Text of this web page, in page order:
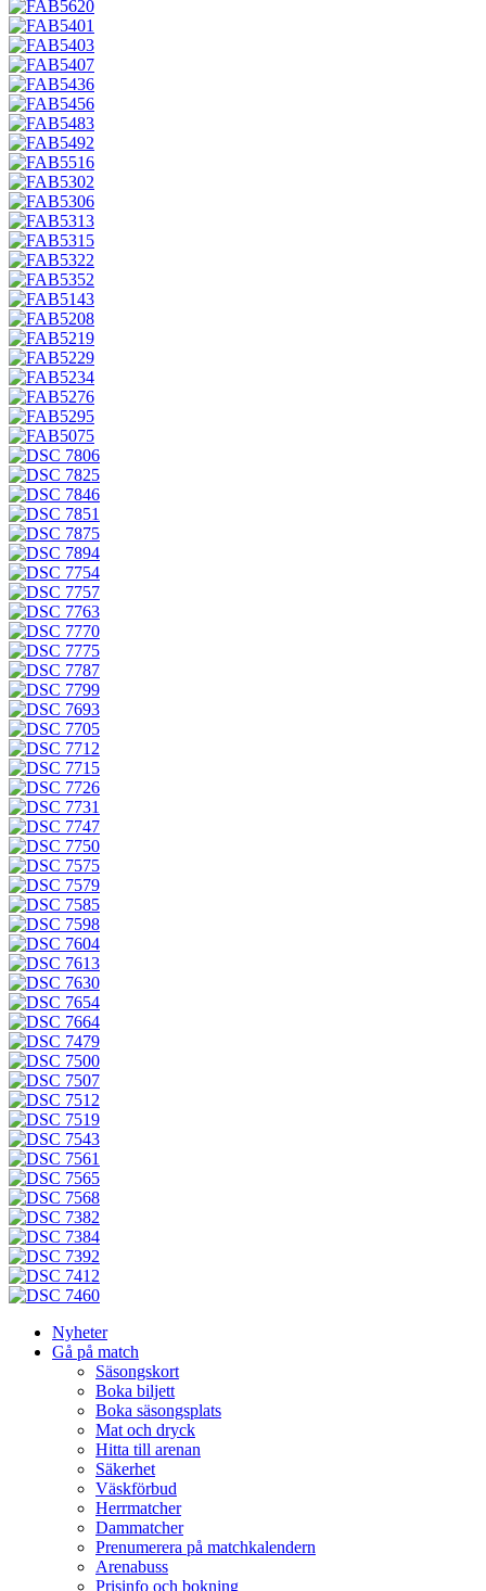
Nyheter
Gå på match
Säsongskort
Boka biljett
Boka säsongsplats
Mat och dryck
Hitta till arenan
Säkerhet
Väskförbud
Herrmatcher
Dammatcher
Prenumerera på matchkalendern
Arenabuss
Prisinfo och bokning